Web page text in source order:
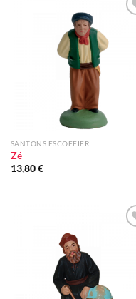
SANTONS ESCOFFIER
Zé
13,80€